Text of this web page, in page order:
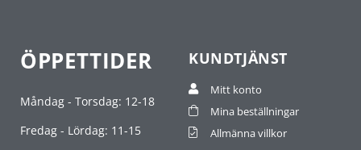
ÖPPETTIDER
Måndag - Torsdag: 12-18
Fredag - Lördag: 11-15
KUNDTJÄNST
Mitt konto
Mina beställningar
Allmänna villkor